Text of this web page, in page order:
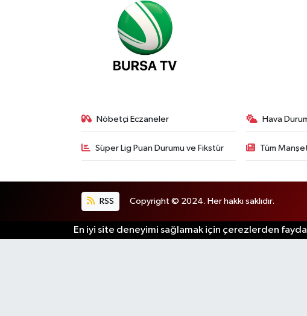
Nöbetçi Eczaneler Hava
Süper Lig Puan Durumu ve Fikstür Tüm
RSS Copyright © 2024. Her hakkı saklıdır.
En iyi site deneyimi sağlamak için çerezlerden